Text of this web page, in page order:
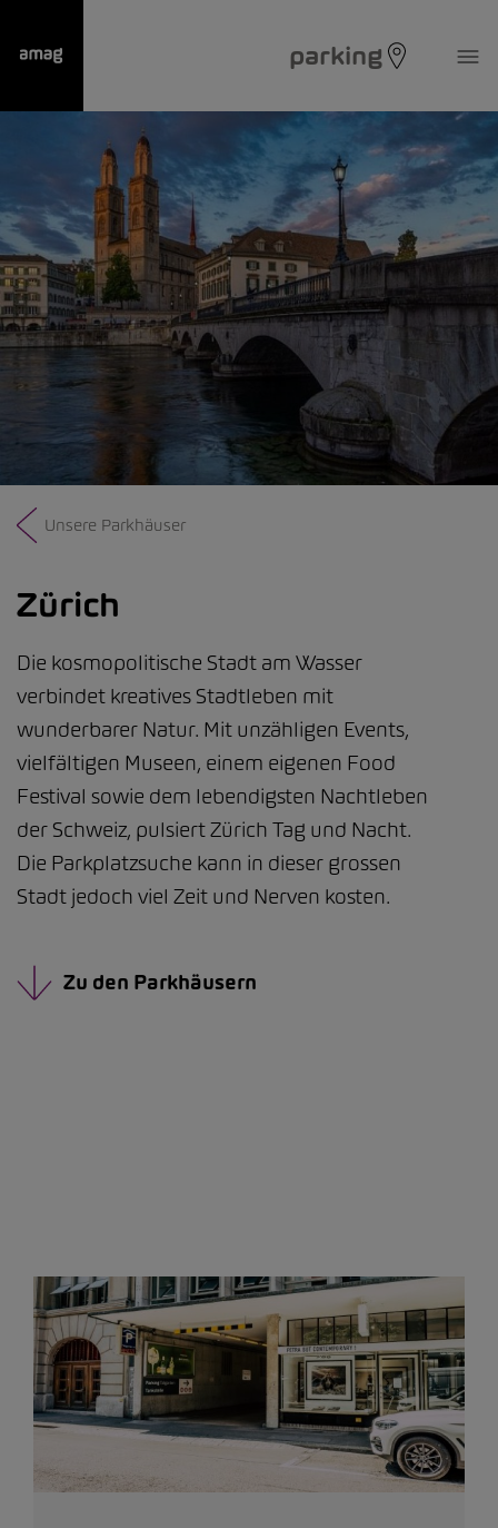
parking
Unsere Parkhäuser
Zürich
Die kosmopolitische Stadt am Wasser
verbindet kreatives Stadtleben mit
wunderbarer Natur. Mit unzähligen Events,
vielfältigen Museen, einem eigenen Food
Festival sowie dem lebendigsten Nachtleben
der Schweiz, pulsiert Zürich Tag und Nacht.
Die Parkplatzsuche kann in dieser grossen
Stadt jedoch viel Zeit und Nerven kosten.
Zu den Parkhäusern